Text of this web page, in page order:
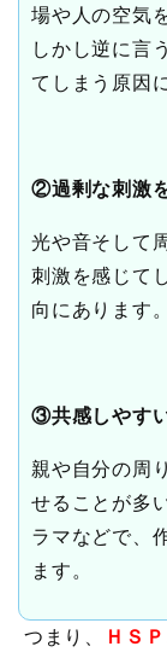
場や人の空気
しかし逆に言
てしまう原因
②過剰な刺激
光や音そして
刺激を感じて
向にあります。
③共感しやす
親や自分の周
せることが多
ラマなどで、
ます。
つまり、
ＨＳ